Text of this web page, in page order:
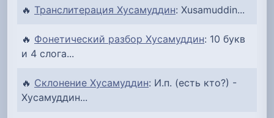
🔥 Транслитерация Хусамуддин: Xusamuddin...
🔥 Фонетический разбор Хусамуддин: 10 букв
и 4 слога...
🔥 Склонение Хусамуддин: И.п. (есть кто?) -
Хусамуддин...